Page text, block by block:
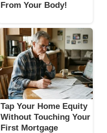
From Your Body!
Tap Your Home Equity
Without Touching Your
First Mortgage